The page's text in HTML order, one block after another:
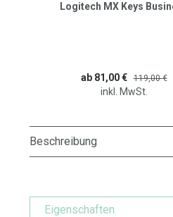
Logitech MX Keys
ab 81,00 € 119,00 €
inkl. MwSt.
Beschreibung
Eigenschaften